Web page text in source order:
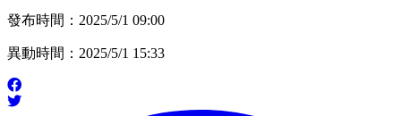
發布時間：2025/5/1 09:00
異動時間：2025/5/1 15:33